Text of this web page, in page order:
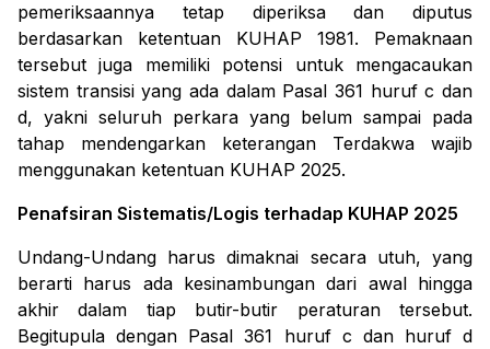
pemeriksaannya tetap diperiksa dan diputus
berdasarkan ketentuan KUHAP 1981. Pemaknaan
tersebut juga memiliki potensi untuk mengacaukan
sistem transisi yang ada dalam Pasal 361 huruf c dan
d, yakni seluruh perkara yang belum sampai pada
tahap mendengarkan keterangan Terdakwa wajib
menggunakan ketentuan KUHAP 2025.
Penafsiran Sistematis/Logis terhadap KUHAP 2025
Undang-Undang harus dimaknai secara utuh, yang
berarti harus ada kesinambungan dari awal hingga
akhir dalam tiap butir-butir peraturan tersebut.
Begitupula dengan Pasal 361 huruf c dan huruf d